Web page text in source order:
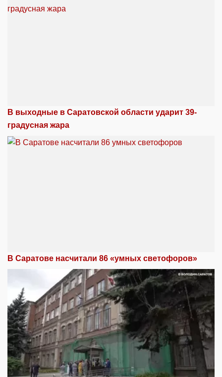
В выходные в Саратовской области ударит 39-
градусная жара
В Саратове насчитали 86 «умных светофоров»